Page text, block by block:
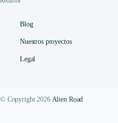
Blog
Nuestros proyectos
Legal
© Copyright 2026 Alien Road